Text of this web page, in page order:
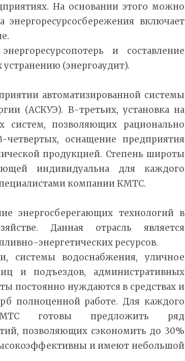
На основании этого можно
энергоресурсосбережения включает
и составление
(энергоаудит).
автоматизированной системы
(АСКУЭ). В-третьих, установка на
систем, позволяющих рационально
четвертых, оснащение предприятия
продукцией. Степень широты
индивидуальна для каждого
компании КМТС.
энергосберегающих технологий в
Данная отрасль является
энергетических ресурсов.
системы водоснабжения, уличное
и подъездов, административных
постоянно нуждаются в средствах и
полноценной работе. Для каждого
готовы предложить ряд
позволяющих сэкономить до 30%
и имеют небольшой